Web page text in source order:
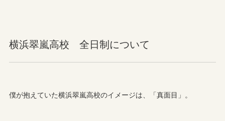
横浜翠嵐高校 全日制について
僕が抱えていた横浜翠嵐高校のイメージは、「真面目」。